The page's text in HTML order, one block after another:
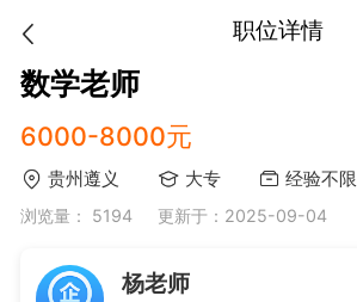
职位详情
数学老师
6000-8000元
贵州遵义 大专 经验不限
浏览量： 5194 更新于：2025-09-04
杨老师